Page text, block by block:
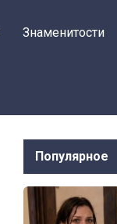
Знаменитости
Популярное